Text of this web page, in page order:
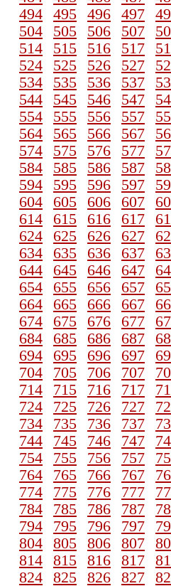
494
495 496 497
504
505 506 507
514
515 516 517
524
525 526 527
534
535 536 537
544
545 546 547
554
555 556 557
564
565 566 567
574
575 576 577
584
585 586 587
594
595 596 597
604
605 606 607
614
615 616 617
624
625 626 627
634
635 636 637
644
645 646 647
654
655 656 657
664
665 666 667
674
675 676 677
684
685 686 687
694
695 696 697
704
705 706 707
714
715 716 717
724
725 726 727
734
735 736 737
744
745 746 747
754
755 756 757
764
765 766 767
774
775 776 777
784
785 786 787
794
795 796 797
804
805 806 807
814
815 816 817
824
825 826 827